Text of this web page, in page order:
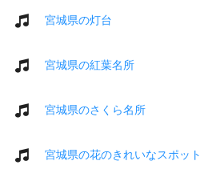
宮城県の灯台
宮城県の紅葉名所
宮城県のさくら名所
宮城県の花のきれいなスポット